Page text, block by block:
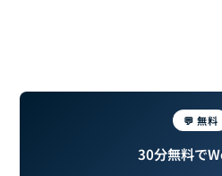
💬 無料
30分無料で